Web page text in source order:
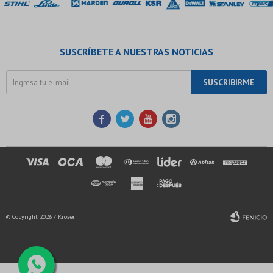
SUSCRÍBETE A NUESTRAS NOTICIAS
SUSCRIBIRME
   
© Copyright 2026 / Kroser